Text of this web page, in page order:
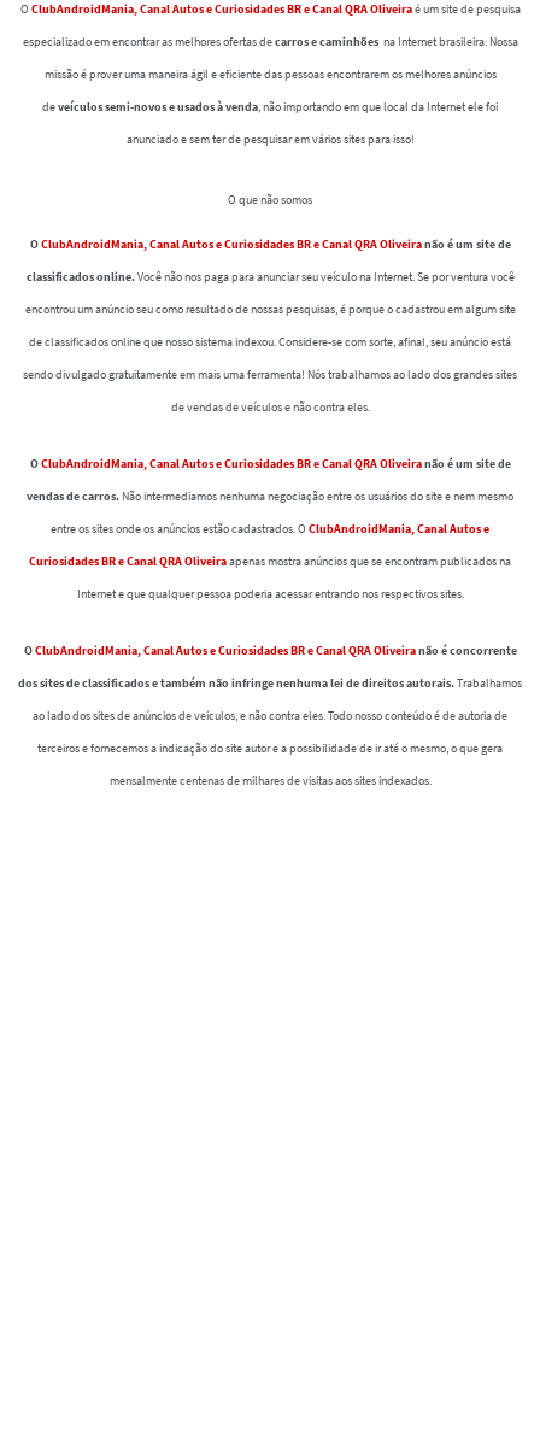
O ClubAndroidMania, Canal Autos e Curiosidades BR e Canal QRA Oliveiraé um site de pesquisa
especializado em encontrar as melhores ofertas decarros e caminhões na Internet brasileira. Nossa
missão é prover uma maneira ágil e eficiente das pessoas encontrarem os melhores anúncios
deveículos semi-novos e usados à venda, não importando em que local da Internet ele foi
anunciado e sem ter de pesquisar em vários sites para isso!
O que não somos
OClubAndroidMania, Canal Autos e Curiosidades BR e Canal QRA Oliveiranão é um site de
classificados online.Você não nos paga para anunciar seu veículo na Internet. Se por ventura você
encontrou um anúncio seu como resultado de nossas pesquisas, é porque o cadastrou em algum site
de classificados online que nosso sistema indexou. Considere-se com sorte, afinal, seu anúncio está
sendo divulgado gratuitamente em mais uma ferramenta! Nós trabalhamos ao lado dos grandes sites
de vendas de veículos e não contra eles.
OClubAndroidMania, Canal Autos e Curiosidades BR e Canal QRA Oliveiranão é um site de
vendas de carros. Não intermediamos nenhuma negociação entre os usuários do site e nem mesmo
entre os sites onde os anúncios estão cadastrados. O ClubAndroidMania, Canal Autos e
Curiosidades BR e Canal QRA Oliveiraapenas mostra anúncios que se encontram publicados na
Internet e que qualquer pessoa poderia acessar entrando nos respectivos sites.
OClubAndroidMania, Canal Autos e Curiosidades BR e Canal QRA Oliveiranão é concorrente
dos sites de classificados e também não infringe nenhuma lei de direitos autorais.Trabalhamos
ao lado dos sites de anúncios de veículos, e não contra eles. Todo nosso conteúdo é de autoria de
terceiros e fornecemos a indicação do site autor e a possibilidade de ir até o mesmo, o que gera
mensalmente centenas de milhares de visitas aos sites indexados.